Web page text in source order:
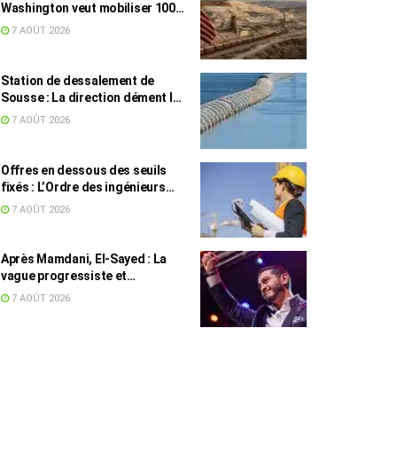
Washington veut mobiliser 100
millions de dollars, avec la Chine
7 AOÛT 2026
Station de dessalement de
Sousse : La direction dément les
rumeurs sur une eau impropre à
7 AOÛT 2026
Offres en dessous des seuils
fixés : L’Ordre des ingénieurs
hausse le ton
7 AOÛT 2026
Après Mamdani, El-Sayed : La
vague progressiste et
musulmane résiste à l’argent de
7 AOÛT 2026